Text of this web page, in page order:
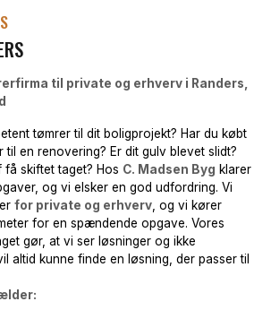
til private og erhverv i Randers,
tømrer til dit boligprojekt? Har du købt
en renovering? Er dit gulv blevet slidt?
få skiftet taget? Hos C. Madsen Byg klarer
og vi elsker en god udfordring. Vi
for private og erhverv , og vi kører
for en spændende opgave. Vores
gør, at vi ser løsninger og ikke
altid kunne finde en løsning, der passer til